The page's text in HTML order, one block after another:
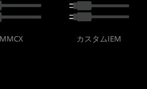
MMCX カスタムIEM